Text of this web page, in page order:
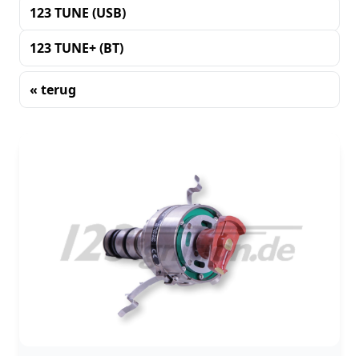
123 TUNE (USB)
123 TUNE+ (BT)
« terug